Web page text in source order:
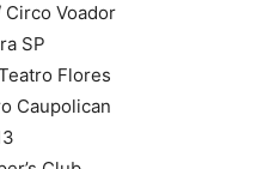
Circo Voador
SP
Flores
Caupolican